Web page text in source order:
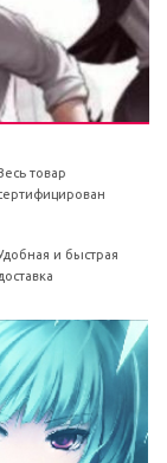
товар
и быстрая
доставка